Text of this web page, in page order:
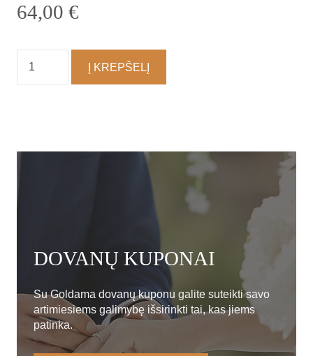
64,00 €
kiekis:
Apyrankė
Į KREPŠELĮ
DOVANŲ KUPONAI
Su Goldama dovanų kuponu galite suteikti savo
artimiesiems galimybę išsirinkti tai, kas jiems
patinka.